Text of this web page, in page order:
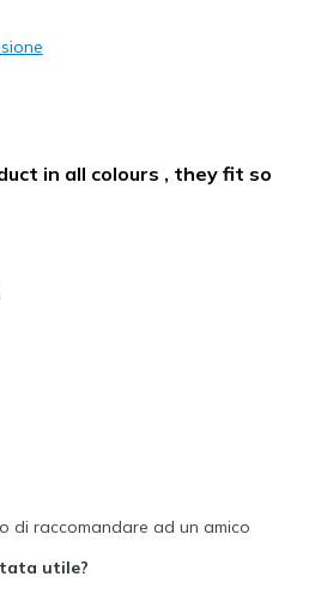
Into Shoes
in all colours , they fit so
di raccomandare ad un amico
utile?